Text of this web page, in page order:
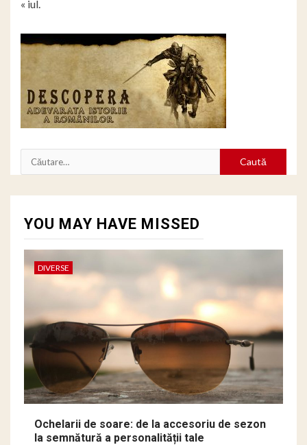
« iul.
Caută
după:
YOU MAY HAVE MISSED
DIVERSE
Ochelarii de soare: de la accesoriu de sezon
la semnătură a personalității tale